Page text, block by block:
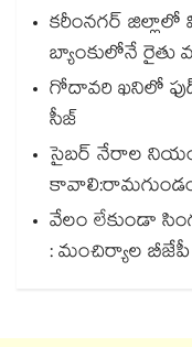
కరీంనగర్ జిల్లాలో
బ్యాంకులోనే రైతు
గోదావరి ఖనిలో ఫుడ్
సీజ్
సైబర్ నేరాల
వేలం లేకుండా
: మంచిర్యాల